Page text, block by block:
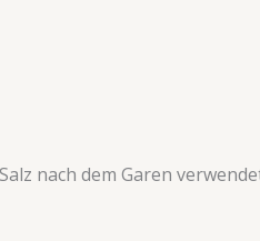
nach dem Garen